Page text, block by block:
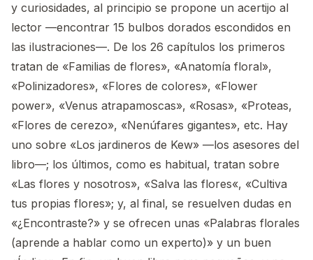
y curiosidades, al principio se propone un acertijo al
lector —encontrar 15 bulbos dorados escondidos en
las ilustraciones—. De los 26 capítulos los primeros
tratan de «Familias de flores», «Anatomía floral»,
«Polinizadores», «Flores de colores», «Flower
power», «Venus atrapamoscas», «Rosas», «Proteas,
«Flores de cerezo», «Nenúfares gigantes», etc. Hay
uno sobre «Los jardineros de Kew» —los asesores del
libro—; los últimos, como es habitual, tratan sobre
«Las flores y nosotros», «Salva las flores«, «Cultiva
tus propias flores»; y, al final, se resuelven dudas en
«¿Encontraste?» y se ofrecen unas «Palabras florales
(aprende a hablar como un experto)» y un buen